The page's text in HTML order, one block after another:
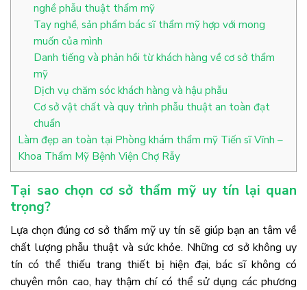
nghề phẫu thuật thẩm mỹ
Tay nghề, sản phẩm bác sĩ thẩm mỹ hợp với mong
muốn của mình
Danh tiếng và phản hồi từ khách hàng về cơ sở thẩm
mỹ
Dịch vụ chăm sóc khách hàng và hậu phẫu
Cơ sở vật chất và quy trình phẫu thuật an toàn đạt
chuẩn
Làm đẹp an toàn tại Phòng khám thẩm mỹ Tiến sĩ Vĩnh –
Khoa Thẩm Mỹ Bệnh Viện Chợ Rẫy
Tại sao chọn cơ sở thẩm mỹ uy tín lại quan
trọng?
Lựa chọn đúng cơ sở thẩm mỹ uy tín sẽ giúp bạn an tâm về
chất lượng phẫu thuật và sức khỏe. Những cơ sở không uy
tín có thể thiếu trang thiết bị hiện đại, bác sĩ không có
chuyên môn cao, hay thậm chí có thể sử dụng các phương